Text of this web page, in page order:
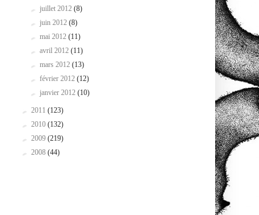
►juillet 2012(8)
►juin 2012(8)
►mai 2012(11)
►avril 2012(11)
►mars 2012(13)
►février 2012(12)
►janvier 2012(10)
► 2011 (123)
► 2010 (132)
► 2009 (219)
► 2008 (44)